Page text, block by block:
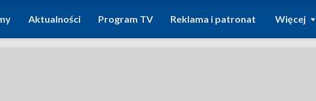
Aktualności Program TV Reklama i patronat Więcej